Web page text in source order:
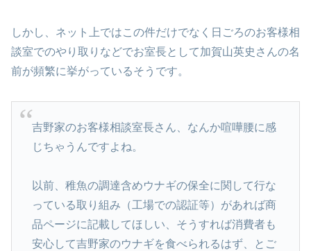
しかし、ネット上ではこの件だけでなく日ごろのお客様相
談室でのやり取りなどでお室長として加賀山英史さんの名
前が頻繁に挙がっているそうです。
吉野家のお客様相談室長さん、なんか喧嘩腰に感
じちゃうんですよね。
以前、稚魚の調達含めウナギの保全に関して行な
っている取り組み（工場での認証等）があれば商
品ページに記載してほしい、そうすれば消費者も
安心して吉野家のウナギを食べられるはず、とご